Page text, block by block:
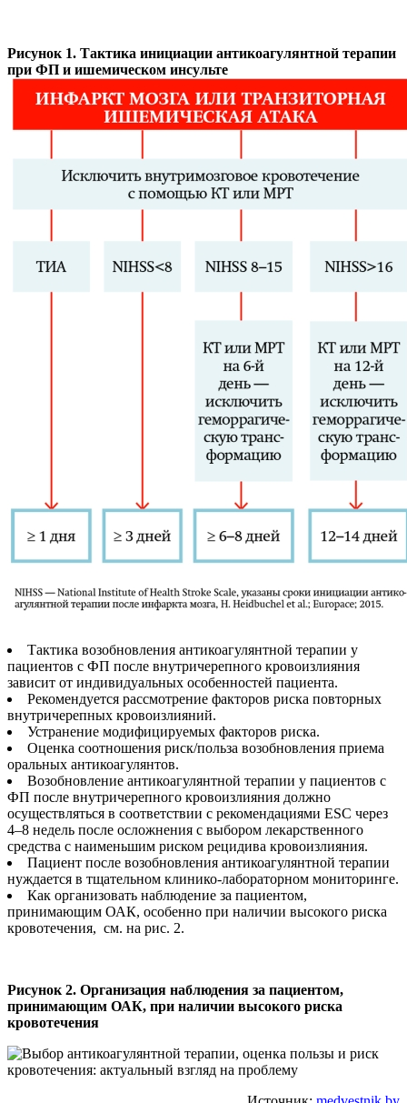
Рисунок 1. Тактика инициации антикоагулянтной терапии
при ФП и ишемическом инсульте
Тактика возобновления антикоагулянтной терапии у
пациентов с ФП после внутричерепного кровоизлияния
зависит от индивидуальных особенностей пациента.
Рекомендуется рассмотрение факторов риска повторных
внутричерепных кровоизлияний.
Устранение модифицируемых факторов риска.
Оценка соотношения риск/польза возобновления приема
оральных антикоагулянтов.
Возобновление антикоагулянтной терапии у пациентов с
ФП после внутричерепного кровоизлияния должно
осуществляться в соответствии с рекомендациями ESC через
4–8 недель после осложнения с выбором лекарственного
средства с наименьшим риском рецидива кровоизлияния.
Пациент после возобновления антикоагулянтной терапии
нуждается в тщательном клинико-лабораторном мониторинге.
Как организовать наблюдение за пациентом,
принимающим ОАК, особенно при наличии высокого риска
кровотечения, см. на рис. 2.
Рисунок 2. Организация наблюдения за пациентом,
принимающим ОАК, при наличии высокого риска
кровотечения